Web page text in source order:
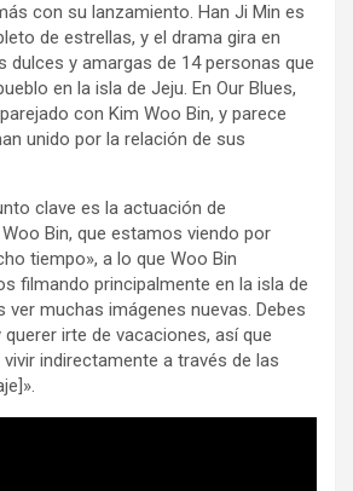
con su lanzamiento. Han Ji Min es
de estrellas, y el drama gira en
dulces y amargas de 14 personas que
en la isla de Jeju. En Our Blues,
con Kim Woo Bin, y parece
unido por la relación de sus
clave es la actuación de
Bin, que estamos viendo por
tiempo», a lo que Woo Bin
filmando principalmente en la isla de
ver muchas imágenes nuevas. Debes
irte de vacaciones, así que
indirectamente a través de las